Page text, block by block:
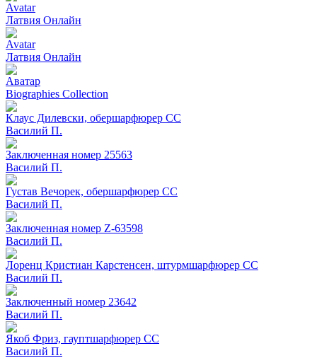
Avatar
Латвия Онлайн
Avatar
Латвия Онлайн
Аватар
Biographies Collection
Клаус Дилевски, обершарфюрер СС
Вacилий П.
Заключенная номер 25563
Вacилий П.
Густав Вечорек, обершарфюрер СС
Вacилий П.
Заключенная номер Z-63598
Вacилий П.
Лоренц Кристиан Карстенсен, штурмшарфюрер СС
Вacилий П.
Заключенный номер 23642
Вacилий П.
Якоб Фриз, гауптшарфюрер СС
Вacилий П.